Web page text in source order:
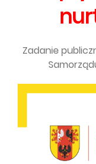
Zadanie